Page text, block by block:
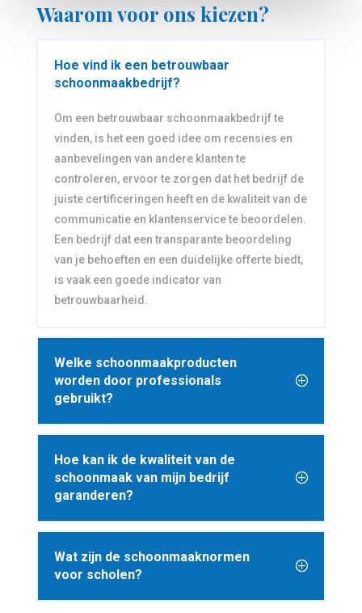
Waarom voor ons kiezen?
Hoe vind ik een betrouwbaar
schoonmaakbedrijf?
Om een betrouwbaar schoonmaakbedrijf te
vinden, is het een goed idee om recensies en
aanbevelingen van andere klanten te
controleren, ervoor te zorgen dat het bedrijf de
juiste certificeringen heeft en de kwaliteit van de
communicatie en klantenservice te beoordelen.
Een bedrijf dat een transparante beoordeling
van je behoeften en een duidelijke offerte biedt,
is vaak een goede indicator van
betrouwbaarheid.
Welke schoonmaakproducten
worden door professionals
gebruikt?
Hoe kan ik de kwaliteit van de
schoonmaak van mijn bedrijf
garanderen?
Wat zijn de schoonmaaknormen
voor scholen?